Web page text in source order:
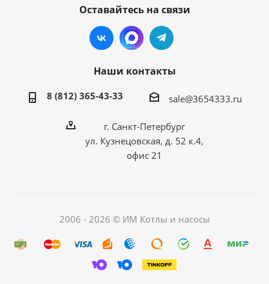
Оставайтесь на связи
Наши контакты
8 (812) 365-43-33 sale@3654333.ru
г. Санкт-Петербург
ул. Кузнецовская, д. 52 к.4,
офис 21
2006 - 2026 © ИМ Котлы и насосы